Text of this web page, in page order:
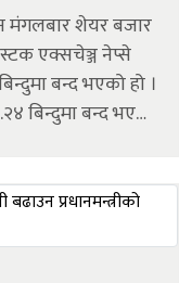
मंगलबार शेयर बजार
एक्सचेञ्ज नेप्से
बन्द भएको हो ।
बिन्दुमा बन्द भएको